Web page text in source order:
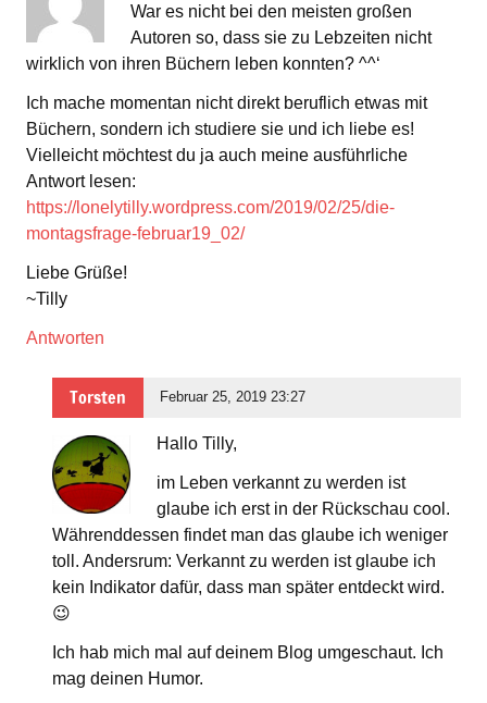
War es nicht bei den meisten großen
Autoren so, dass sie zu Lebzeiten nicht
wirklich von ihren Büchern leben konnten? ^^‘
Ich mache momentan nicht direkt beruflich etwas mit
Büchern, sondern ich studiere sie und ich liebe es!
Vielleicht möchtest du ja auch meine ausführliche
Antwort lesen:
https://lonelytilly.wordpress.com/2019/02/25/die-
montagsfrage-februar19_02/
Liebe Grüße!
~Tilly
Antworten
Torsten Februar 25, 2019 23:27
Hallo Tilly,
im Leben verkannt zu werden ist
glaube ich erst in der Rückschau cool.
Währenddessen findet man das glaube ich weniger
toll. Andersrum: Verkannt zu werden ist glaube ich
kein Indikator dafür, dass man später entdeckt wird.
😉
Ich hab mich mal auf deinem Blog umgeschaut. Ich
mag deinen Humor.